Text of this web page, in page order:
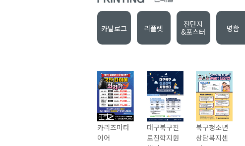
카탈로그 리플렛
전단지
&포스터
명함
카리즈마타
이어
대구북구진
로진학지원
북구청소년
상담복지센